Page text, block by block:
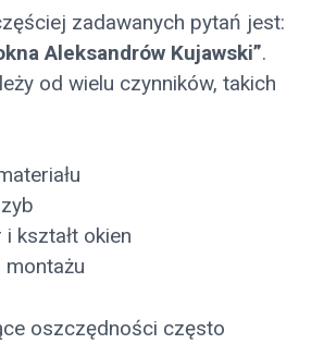
zadawanych pytań jest:
Aleksandrów Kujawski”.
od wielu czynników, takich
kształt okien
oszczędności często